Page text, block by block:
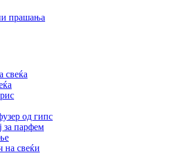
прашања
свеќа
од гипс
за парфем
на свеќи